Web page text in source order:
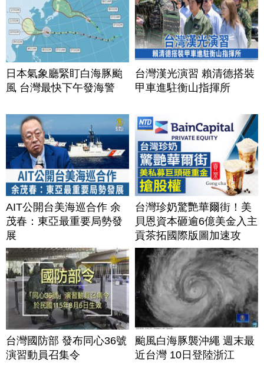
日本氣象廳緊盯白海豚颱
風 台灣最快下午發海警
台灣漢光演習 賴清德搭裝
甲車進駐衡山指揮所
AIT公開台美海巡合作 余
茂春：東亞最重要局勢發
展
台灣珍奶驚艷華爾街！美
貝恩資本砸逾6億美金入主
貢茶拓國際版圖加速攻
美？｜#財經新聞｜
20260806(四)
台灣國防部 發布同心36號
演習動員召集令
颱風白海豚襲沖繩 週末最
近台灣 10日登陸浙江